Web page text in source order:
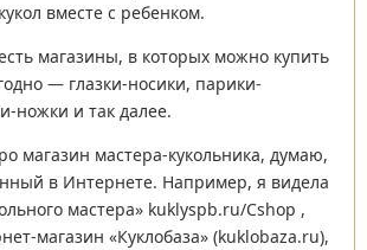
вместе с ребенком.
магазины, в которых можно купить
— глазки-носики, парики-
ножки и так далее.
магазин мастера-кукольника, думаю,
в Интернете. Например, я видела
мастера» kuklyspb.ru/Cshop ,
магазин «Куклобаза» (kuklobaza.ru),